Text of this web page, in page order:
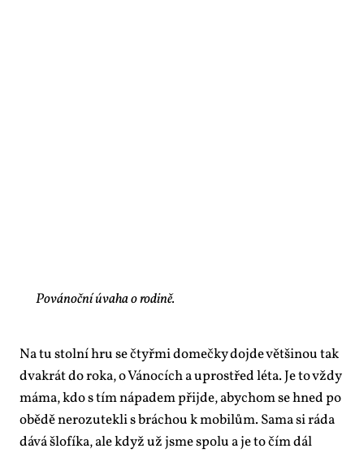
Povánoční úvaha o rodině.
Na tu stol­ní hru se čtyř­mi do­meč­ky do­jde vět­ši­nou tak
dva­krát do roka, o Vá­no­cích a upro­střed lé­ta. Je to vždy
má­ma, kdo s tím ná­pa­dem při­jde, abychom se hned po
obě­dě ne­rozu­tek­li s brá­chou k mo­bi­lům. Sa­ma si rá­da
dá­vá šlo­fí­ka, ale když už jsme spo­lu a je to čím dál